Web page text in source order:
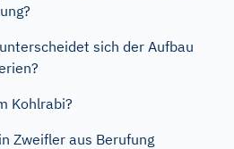
sich der Aufbau
Kohlrabi?
Zweifler aus Berufung